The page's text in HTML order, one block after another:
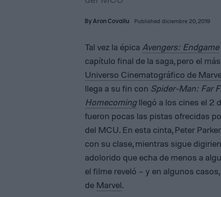
ByAron Covaliu Published diciembre 20, 2019
Tal vez la épica Avengers: Endgame
capítulo final de la saga, pero el
Universo Cinematográfico de
llega a su fin con Spider-Man: Far
Homecomingllegó a los cines el 2
fueron pocas las pistas ofrecidas
del MCU. En esta cinta, Peter
con su clase, mientras sigue
adolorido que echa de menos a
el filme reveló – y en algunos
de Marvel.